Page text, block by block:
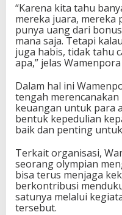
“Karena kita tahu
mereka juara, mereka
punya uang dari
mana saja. Tetapi
juga habis, tidak tahu
apa,” jelas
Dalam hal ini
tengah
keuangan untuk para
bentuk kepedulian
baik dan penting
Terkait organisasi,
seorang olympian
bisa terus menjaga
berkontribusi
satunya melalui
tersebut.